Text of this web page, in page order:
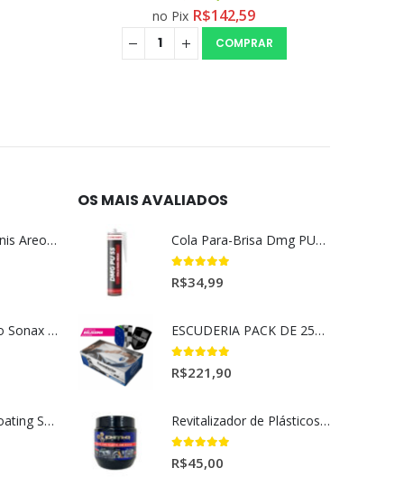
no Pix R$91,91
COMPRAR
Aromatizante Tênis Areon Fresh Wave New Car / Carro Novo
Selador Cerâmico Sonax Xtreme Ceramic Spray + Seal (750ml)
Ceramic Spray Coating Sonax 750ml
OS MAIS AVALIADOS
Cola Para-Brisa Dmg PU55 Secagem Rápida (400gr)
5.00
R$34,99
ESCUDERIA PACK DE 25UN BELISSIMA
5.00
R$221,90
Revitalizador de Plásticos e Borrachas Dmg 220gr
5.00
R$45,00